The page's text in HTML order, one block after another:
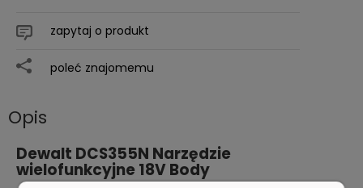
zapytaj o produkt
poleć znajomemu
Opis
Dewalt DCS355N Narzędzie
wielofunkcyjne 18V Body